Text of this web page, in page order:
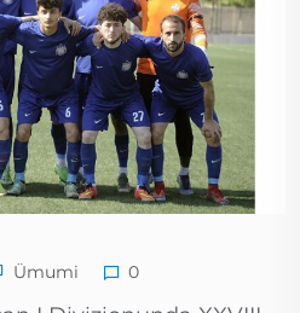
Ümumi 0